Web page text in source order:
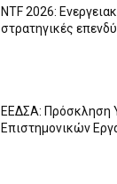
NTF 2026:
στρατηγικές
ΕΕΔΣΑ: Πρόσκληση
Επιστημονικών